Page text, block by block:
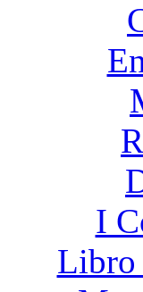
I
Libro